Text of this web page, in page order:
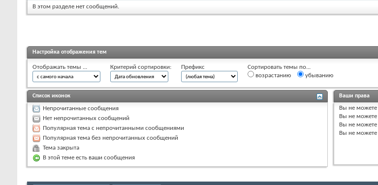
В этом разделе нет сообщений.
Настройка отображения тем
Отображать темы ... Критерий сортировки: Префикс
Сортировать темы по...
возрастанию
убыванию
Список иконок
Непрочитанные сообщения
Нет непрочитанных сообщений
Популярная тема с непрочитанными сообщениями
Популярная тема без непрочитанных сообщений
Тема закрыта
В этой теме есть ваши сообщения
Ваши права
Вы не можете
Вы не можете
Вы не можете
Вы не можете